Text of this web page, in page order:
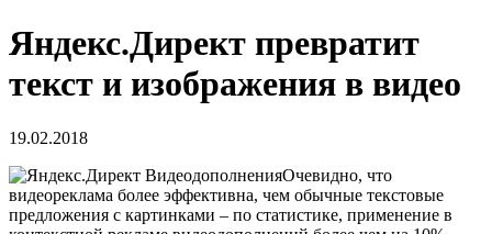
Яндекс.Директ превратит
текст и изображения в видео
19.02.2018
Очевидно, что
видеореклама более эффективна, чем обычные текстовые
предложения с картинками – по статистике, применение в